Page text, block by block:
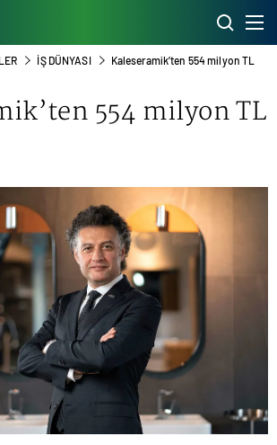
İŞ DÜNYASI
Kaleseramik’ten 554 milyon TL
554 milyon TL